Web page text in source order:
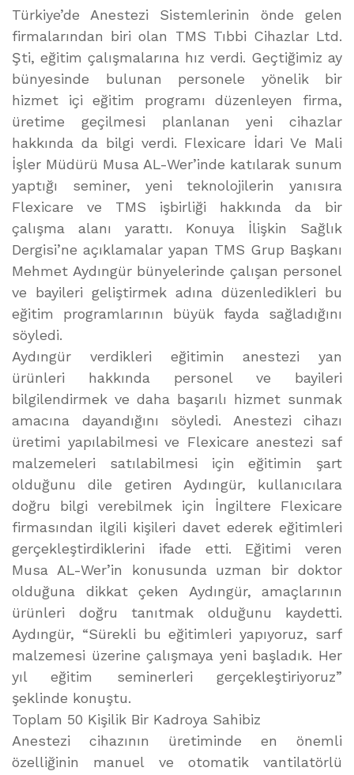
Türkiye’de Anestezi Sistemlerinin önde gelen
firmalarından biri olan TMS Tıbbi Cihazlar Ltd.
Şti, eğitim çalışmalarına hız verdi. Geçtiğimiz ay
bünyesinde bulunan personele yönelik bir
hizmet içi eğitim programı düzenleyen firma,
üretime geçilmesi planlanan yeni cihazlar
hakkında da bilgi verdi. Flexicare İdari Ve Mali
İşler Müdürü Musa AL-Wer’inde katılarak sunum
yaptığı seminer, yeni teknolojilerin yanısıra
Flexicare ve TMS işbirliği hakkında da bir
çalışma alanı yarattı. Konuya İlişkin Sağlık
Dergisi’ne açıklamalar yapan TMS Grup Başkanı
Mehmet Aydıngür bünyelerinde çalışan personel
ve bayileri geliştirmek adına düzenledikleri bu
eğitim programlarının büyük fayda sağladığını
söyledi.
Aydıngür verdikleri eğitimin anestezi yan
ürünleri hakkında personel ve bayileri
bilgilendirmek ve daha başarılı hizmet sunmak
amacına dayandığını söyledi. Anestezi cihazı
üretimi yapılabilmesi ve Flexicare anestezi saf
malzemeleri satılabilmesi için eğitimin şart
olduğunu dile getiren Aydıngür, kullanıcılara
doğru bilgi verebilmek için İngiltere Flexicare
firmasından ilgili kişileri davet ederek eğitimleri
gerçekleştirdiklerini ifade etti. Eğitimi veren
Musa AL-Wer’in konusunda uzman bir doktor
olduğuna dikkat çeken Aydıngür, amaçlarının
ürünleri doğru tanıtmak olduğunu kaydetti.
Aydıngür, “Sürekli bu eğitimleri yapıyoruz, sarf
malzemesi üzerine çalışmaya yeni başladık. Her
yıl eğitim seminerleri gerçekleştiriyoruz”
şeklinde konuştu.
Toplam 50 Kişilik Bir Kadroya Sahibiz
Anestezi cihazının üretiminde en önemli
özelliğinin manuel ve otomatik vantilatörlü